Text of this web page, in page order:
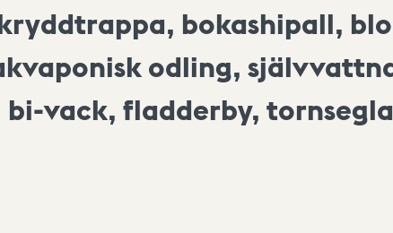
bokashipall,
odling,
vack, fladderby,